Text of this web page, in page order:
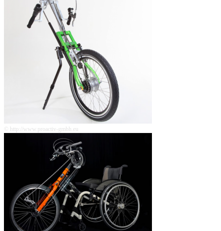
© http://www.proactiv-gmbh.eu